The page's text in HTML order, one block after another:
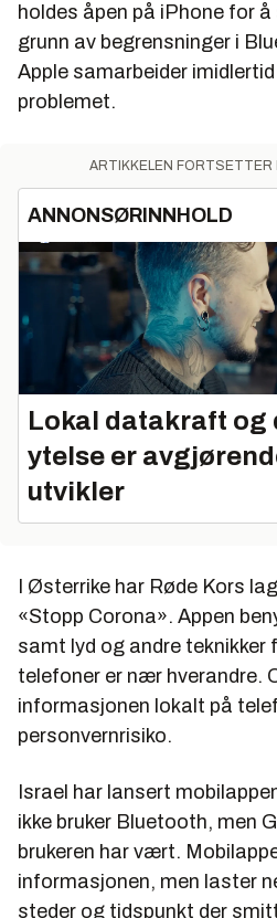
holdes åpen på iPhone for
grunn av begrensninger i
Apple samarbeider
problemet.
ARTIKKELEN FORTSETTER
ANNONSØRINNHOLD
Lokal datakraft og
ytelse er
utvikler
I Østerrike har Røde Kors
«Stopp Corona». Appen
samt lyd og andre teknikker
telefoner er nær hverandre.
informasjonen lokalt på
personvernrisiko.
Israel har lansert
ikke bruker Bluetooth, men
brukeren har vært.
informasjonen, men laster
steder og tidspunkt der